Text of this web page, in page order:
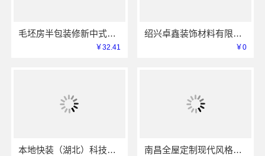
毛坯房半包装修新中式中蓝建投（北京）建设有限公司武功分公司匠心打造
￥32.41
绍兴卓鑫装饰材料有限公司上虞无隐形增项家装
￥0
本地快装（湖北）科技有限公司：青山快装房子装修两房一厅 南昌全屋定制现代风格施工队_江西尚宅尚品新型环保材料有限公司